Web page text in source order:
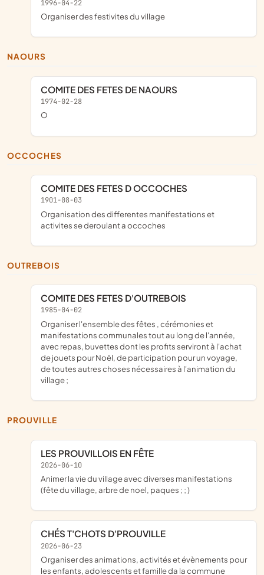
1996-04-22
organiser des festivites du village
NAOURS
COMITE DES FETES DE NAOURS
1974-02-28
o
OCCOCHES
COMITE DES FETES D OCCOCHES
1901-08-03
organisation des differentes manifestations et
activites se deroulant a occoches
OUTREBOIS
COMITE DES FETES D'OUTREBOIS
1985-04-02
organiser l'ensemble des fêtes , cérémonies et
manifestations communales tout au long de l'année,
avec repas, buvettes dont les profits serviront à l'achat
de jouets pour Noël, de participation pour un voyage,
de toutes autres choses nécessaires à l'animation du
village ;
PROUVILLE
LES PROUVILLOIS EN FÊTE
2026-06-10
animer la vie du village avec diverses manifestations
(fête du village, arbre de noel, paques ; ; )
CHÉS T'CHOTS D'PROUVILLE
2026-06-23
organiser des animations, activités et évènements pour
les enfants, adolescents et famille da la commune